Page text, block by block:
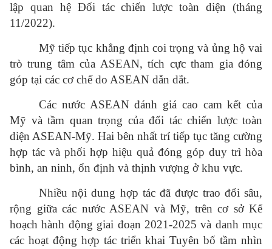
lập quan hệ Đối tác chiến lược toàn diện (tháng
11/2022).
Mỹ tiếp tục khẳng định coi trọng và ủng hộ vai
trò trung tâm của ASEAN, tích cực tham gia đóng
góp tại các cơ chế do ASEAN dẫn dắt.
Các nước ASEAN đánh giá cao cam kết của
Mỹ và tầm quan trọng của đối tác chiến lược toàn
diện ASEAN-Mỹ. Hai bên nhất trí tiếp tục tăng cường
hợp tác và phối hợp hiệu quả đóng góp duy trì hòa
bình, an ninh, ổn định và thịnh vượng ở khu vực.
Nhiều nội dung hợp tác đã được trao đổi sâu,
rộng giữa các nước ASEAN và Mỹ, trên cơ sở Kế
hoạch hành động giai đoạn 2021-2025 và danh mục
các hoạt động hợp tác triển khai Tuyên bố tầm nhìn